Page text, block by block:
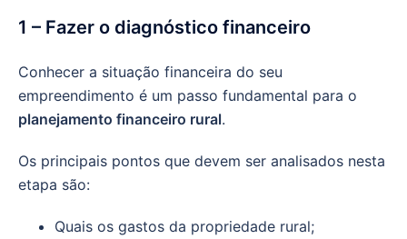
1 – Fazer o diagnóstico financeiro
Conhecer a situação financeira do seu
empreendimento é um passo fundamental para o
planejamento financeiro rural.
Os principais pontos que devem ser analisados nesta
etapa são:
Quais os gastos da propriedade rural;